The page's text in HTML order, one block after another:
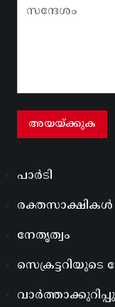
പാർടി
രക്തസാക്ഷികൾ
നേതൃത്വം
സെക്രട്ടറിയുടെ